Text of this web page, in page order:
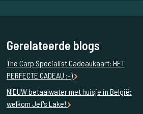
Gerelateerde blogs
The Carp Specialist Cadeaukaart: HET
PERFECTE CADEAU :-)
NIEUW betaalwater met huisje in België:
welkom Jef's Lake!